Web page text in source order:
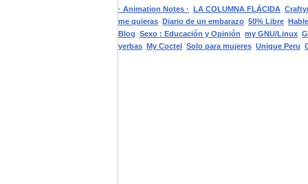
· Animation Notes · LA COLUMNA FLÁCIDA
me quieras Diario de un embarazo 50% Libre
Blog Sexo : Educación y Opinión my GNU/Linux
yerbas My Coctel Solo para mujeres Unique Peru